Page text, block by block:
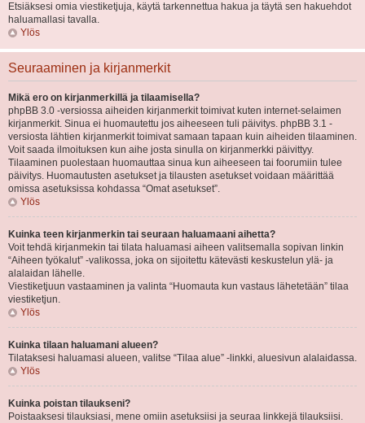
Etsiäksesi omia viestiketjuja, käytä tarkennettua hakua ja täytä sen hakuehdot
haluamallasi tavalla.
Ylös
Seuraaminen ja kirjanmerkit
Mikä ero on kirjanmerkillä ja tilaamisella?
phpBB 3.0 -versiossa aiheiden kirjanmerkit toimivat kuten internet-selaimen
kirjanmerkit. Sinua ei huomautettu jos aiheeseen tuli päivitys. phpBB 3.1 -
versiosta lähtien kirjanmerkit toimivat samaan tapaan kuin aiheiden tilaaminen.
Voit saada ilmoituksen kun aihe josta sinulla on kirjanmerkki päivittyy.
Tilaaminen puolestaan huomauttaa sinua kun aiheeseen tai foorumiin tulee
päivitys. Huomautusten asetukset ja tilausten asetukset voidaan määrittää
omissa asetuksissa kohdassa “Omat asetukset”.
Ylös
Kuinka teen kirjanmerkin tai seuraan haluamaani aihetta?
Voit tehdä kirjanmekin tai tilata haluamasi aiheen valitsemalla sopivan linkin
“Aiheen työkalut” -valikossa, joka on sijoitettu kätevästi keskustelun ylä- ja
alalaidan lähelle.
Viestiketjuun vastaaminen ja valinta “Huomauta kun vastaus lähetetään” tilaa
viestiketjun.
Ylös
Kuinka tilaan haluamani alueen?
Tilataksesi haluamasi alueen, valitse “Tilaa alue” -linkki, aluesivun alalaidassa.
Ylös
Kuinka poistan tilaukseni?
Poistaaksesi tilauksiasi, mene omiin asetuksiisi ja seuraa linkkejä tilauksiisi.